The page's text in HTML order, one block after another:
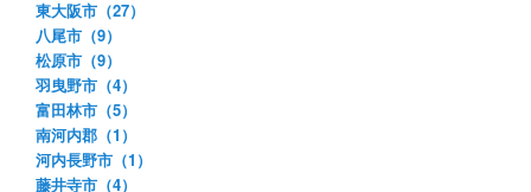
東大阪市（27）
八尾市（9）
松原市（9）
羽曳野市（4）
富田林市（5）
南河内郡（1）
河内長野市（1）
藤井寺市（4）